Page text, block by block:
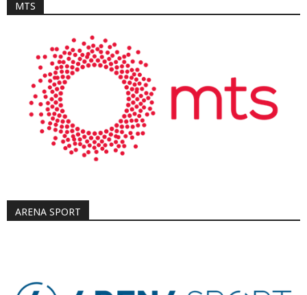
MTS
ARENA SPORT